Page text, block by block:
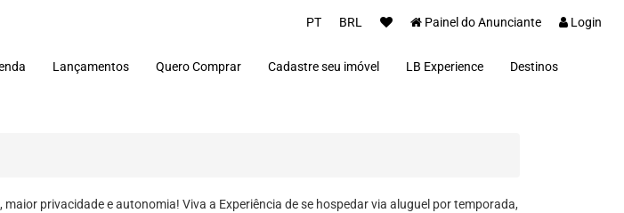
PT BRL Painel do Anunciante Login
Lançamentos Quero Comprar Cadastre seu imóvel LB Experience Destinos
privacidade e autonomia! Viva a Experiência de se hospedar via aluguel por temporada,